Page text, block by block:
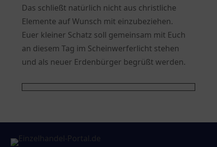
Das schließt natürlich nicht aus christliche
Elemente auf Wunsch mit einzubeziehen.
Euer kleiner Schatz soll gemeinsam mit Euch
an diesem Tag im Scheinwerferlicht stehen
und als neuer Erdenbürger begrüßt werden.